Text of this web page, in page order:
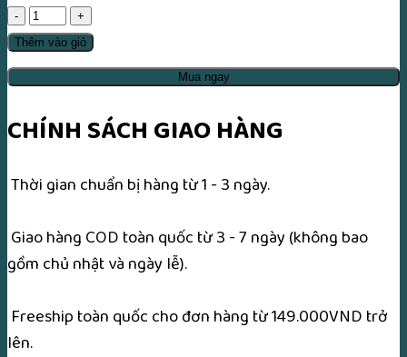
Chu
Dịch
Tướng
Học
Nhập
Môn
-
Lý
Trung
số
lượng
Thêm vào giỏ
Mua ngay
CHÍNH SÁCH GIAO HÀNG
Thời gian chuẩn bị hàng từ 1 - 3 ngày.
Giao hàng COD toàn quốc từ 3 - 7 ngày (không bao
gồm chủ nhật và ngày lễ).
Freeship toàn quốc cho đơn hàng từ 149.000VND trở
lên.